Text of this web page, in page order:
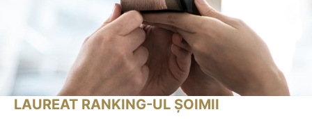
LAUREAT RANKING-UL ȘOIMII